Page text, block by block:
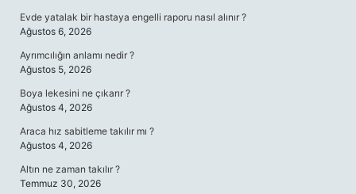
Evde yatalak bir hastaya engelli raporu nasıl alınır ?
Ağustos 6, 2026
Ayrımcılığın anlamı nedir ?
Ağustos 5, 2026
Boya lekesini ne çıkarır ?
Ağustos 4, 2026
Araca hız sabitleme takılır mı ?
Ağustos 4, 2026
Altın ne zaman takılır ?
Temmuz 30, 2026